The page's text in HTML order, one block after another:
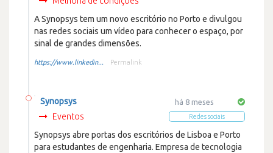
A Synopsys tem um novo escritório no Porto e divulgou
nas redes sociais um vídeo para conhecer o espaço, por
sinal de grandes dimensões.
https://www.linkedin... Permalink
há 8 meses
Redes sociais
Synopsys
Eventos
Synopsys abre portas dos escritórios de Lisboa e Porto
para estudantes de engenharia. Empresa de tecnologia